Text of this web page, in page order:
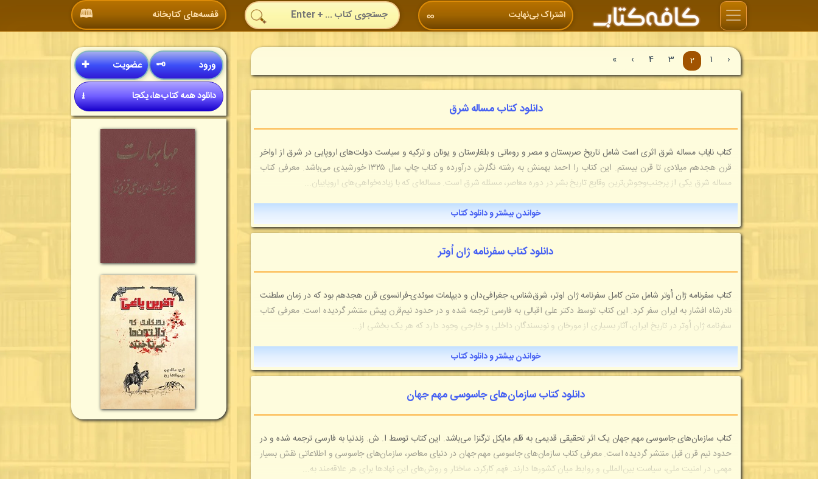
∞ اشتراک بی‌نهایت قفسه‌های کتابخانه 🕮
‹
1
2
3
4
›
»
دانلود کتاب مساله شرق
کتاب نایاب مساله شرق اثری است شامل تاریخ صربستان و مصر و رومانی و بلغارستان و یونان و ترکیه و سیاست دولت‌های اروپایی در شرق از اواخر
قرن هجدهم میلادی تا قرن بیستم. این کتاب را احمد بهمنش به رشته نگارش درآورده و کتاب چاپ سال ۱۳۲۵ خورشیدی می‌باشد. معرفی کتاب
مساله شرق یکی از پرجنب‌و‌جوش‌ترین وقایع تاریخ بشر در دوره معاصر، مسئله شرق است. مساله‌ای که با زیاده‌خواهی‌های اروپاییان...
خواندن بیشتر و دانلود کتاب
دانلود کتاب سفرنامه ژان اُوتر
کتاب سفرنامه ژان اُوتر شامل متن کامل سفرنامه ژان اوتر، شرق‌شناس، جغرافی‌دان و دیپلمات سوئدی-فرانسوی قرن هجدهم بود که در زمان سلطنت
نادرشاه افشار به ایران سفر کرد. این کتاب توسط دکتر علی اقبالی به فارسی ترجمه شده و در حدود نیم‌قرن پیش منتشر گردیده است. معرفی کتاب
سفرنامه ژان اُوتر در تاریخ ایران، آثار بسیاری از مورخان و نویسندگان داخلی و خارجی وجود دارد که هر یک بخشی از...
خواندن بیشتر و دانلود کتاب
دانلود کتاب سازمان‌های جاسوسی مهم جهان
کتاب سازمان‌های جاسوسی مهم جهان یک اثر تحقیقی قدیمی به قلم مایکل ترگنزا می‌باشد. این کتاب توسط ا. ش. زندنیا به فارسی ترجمه شده و در
حدود نیم قرن قبل منتشر گردیده است. معرفی کتاب سازمان‌های جاسوسی مهم جهان در دنیای معاصر، سازمان‌های جاسوسی و اطلاعاتی نقش بسیار
مهمی در امنیت ملی، سیاست بین‌المللی و روابط میان کشورها دارند. فهم کارکرد، ساختار و روش‌های این نهادها برای هر علاقه‌مند به...
🗝 ورود ✚ عضویت
⭳ دانلود همه کتاب‌ها، یکجا